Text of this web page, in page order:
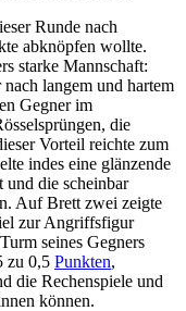
Runde nach
abknöpfen wollte.
starke Mannschaft:
langem und hartem
Gegner im
die
Vorteil reichte zum
indes eine glänzende
die scheinbar
Auf Brett zwei zeigte
zur Angriffsfigur
seines Gegners
zu 0,5 Punkten,
die Rechenspiele und
können.